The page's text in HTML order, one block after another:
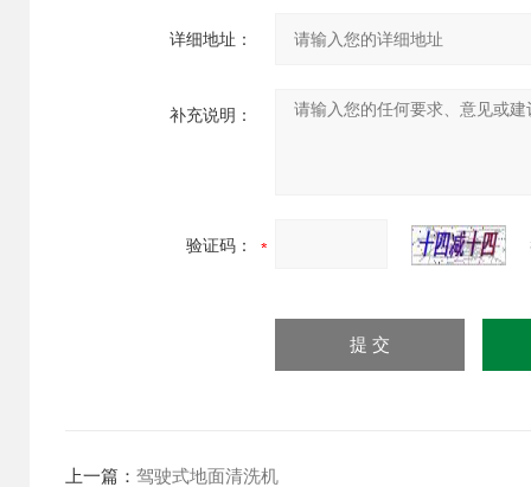
详细地址：
补充说明：
验证码：
上一篇： 驾驶式地面清洗机